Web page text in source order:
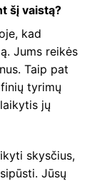
šį vaistą?
kad
Jums reikės
Taip pat
tyrimų
jų
skysčius,
Jūsų